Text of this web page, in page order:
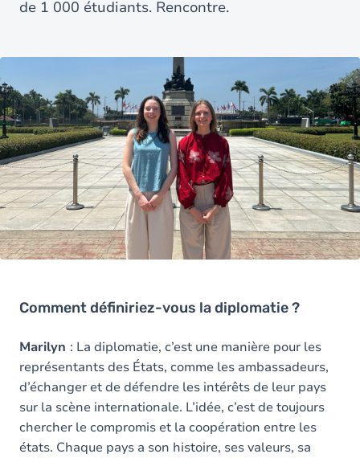
de 1 000 étudiants. Rencontre.
Comment définiriez-vous la diplomatie ?
Marilyn : La diplomatie, c’est une manière pour les
représentants des États, comme les ambassadeurs,
d’échanger et de défendre les intérêts de leur pays
sur la scène internationale. L’idée, c’est de toujours
chercher le compromis et la coopération entre les
états. Chaque pays a son histoire, ses valeurs, sa